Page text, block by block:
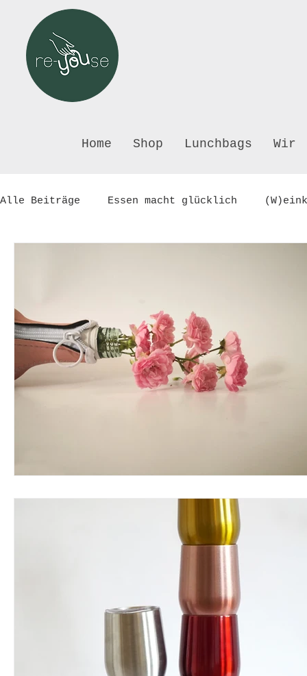
Home Shop Lunchbags Wir
Alle Beiträge Essen macht glücklich